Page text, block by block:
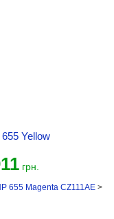
Yellow
грн.
655 Magenta CZ111AE >